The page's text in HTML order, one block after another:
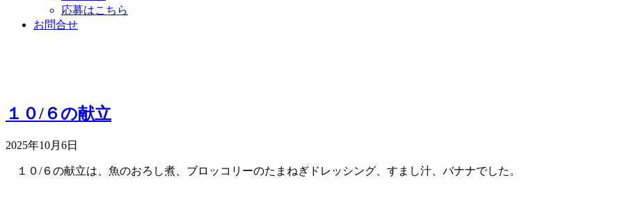
応募はこちら
お問合せ
１０/６の献立
2025年10月6日
１０/６の献立は、魚のおろし煮、ブロッコリーのたまねぎドレッシング、すまし汁、バナナでした。